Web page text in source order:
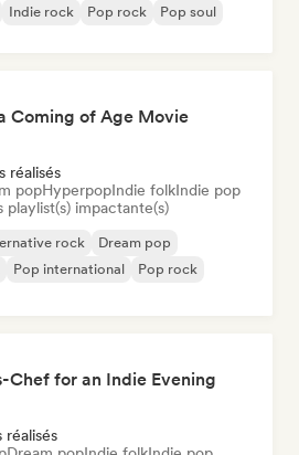
Indie rock Pop rock Pop soul
Coming of Age Movie
réalisés
popHyperpopIndie folkIndie pop
impactante(s)
rock
Dream pop
Pop international
Pop rock
Chef for an Indie Evening
réalisés